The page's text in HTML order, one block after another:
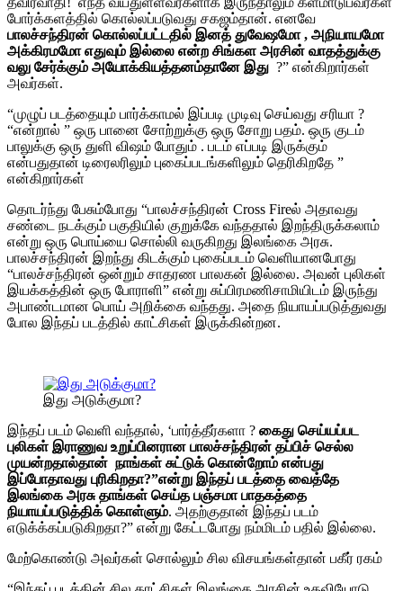
போர்க்களத்தில் கொல்லப்படுவது சகஜம்தான். எனவே
பாலச்சந்திரன் கொல்லப்பட்டதில் இனத் துவேஷமோ , அநியாயமோ
அக்கிரமமோ எதுவும் இல்லை என்ற சிங்கள அரசின் வாதத்துக்கு
வலு சேர்க்கும் அயோக்கியத்தனம்தானே இது ?” என்கிறார்கள்
அவர்கள்.
“முழுப் படத்தையும் பார்க்காமல் இப்படி முடிவு செய்வது சரியா ?
“என்றால் ” ஒரு பானை சோற்றுக்கு ஒரு சோறு பதம். ஒரு குடம்
பாலுக்கு ஒரு துளி விஷம் போதும் . படம் எப்படி இருக்கும்
என்பதுதான் டிரைலரிலும் புகைப்படங்களிலும் தெரிகிறதே ”
என்கிறார்கள்
தொடர்ந்து பேசும்போது “பாலச்சந்திரன் Cross Fireல் அதாவது
சண்டை நடக்கும் பகுதியில் குறுக்கே வந்ததால் இறந்திருக்கலாம்
என்று ஒரு பொய்யை சொல்லி வருகிறது இலங்கை அரசு.
பாலச்சந்திரன் இறந்து கிடக்கும் புகைப்படம் வெளியானபோது
“பாலச்சந்திரன் ஒன்றும் சாதரண பாலகன் இல்லை. அவன் புலிகள்
இயக்கத்தின் ஒரு போராளி” என்று சுப்பிரமணிசாமியிடம் இருந்து
அபாண்டமான பொய் அறிக்கை வந்தது. அதை நியாயப்படுத்துவது
போல இந்தப் படத்தில் காட்சிகள் இருக்கின்றன.
இது அடுக்குமா?
இந்தப் படம் வெளி வந்தால், ‘பார்த்தீர்களா ? கைது செய்யப்பட
புலிகள் இராணுவ உறுப்பினரான பாலச்சந்திரன் தப்பிச் செல்ல
முயன்றதால்தான் நாங்கள் சுட்டுக் கொன்றோம் என்பது
இப்போதாவது புரிகிறதா?”என்று இந்தப் படத்தை வைத்தே
இலங்கை அரசு தாங்கள் செய்த பஞ்சமா பாதகத்தை
நியாயப்படுத்திக் கொள்ளும். அதற்குதான் இந்தப் படம்
எடுக்க்கப்படுகிறதா?” என்று கேட்டபோது நம்மிடம் பதில் இல்லை.
மேற்கொண்டு அவர்கள் சொல்லும் சில விசயங்கள்தான் பகீர் ரகம்